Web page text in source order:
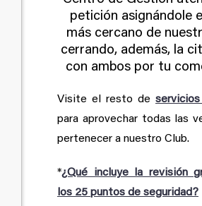
petición asignándole
más cercano de
cerrando, además, la
con ambos por tu
Visite el resto de
para aprovechar todas las
pertenecer a nuestro Club.
*¿Qué incluye la revisión
los 25 puntos de seguridad?